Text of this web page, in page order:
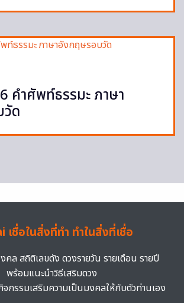
คำศัพท์ธรรมะ ภาษา
ด
เชื่อในสิ่งที่ทำ ทำในสิ่งที่เชื่อ
คล สถิติเลขดัง ดวงรายวัน รายเดือน รายปี
พร้อมแนะนำวิธีเสริมดวง
กรรมเสริมความเป็นมงคลให้กับตัวท่านเอง